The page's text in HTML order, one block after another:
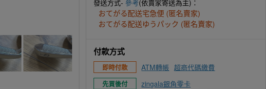
發送方式- 參考(依賣家寄送為主)：
おてがる配送宅急便 (匿名賣家)
おてがる配送ゆうパック (匿名賣家)
付款方式
即時付款 ATM轉帳 超商代碼繳費
先買後付 zingala銀角零卡